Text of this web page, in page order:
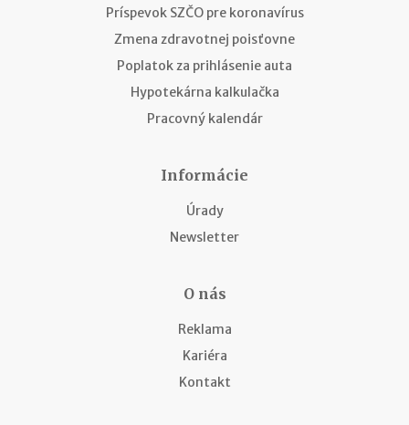
Príspevok SZČO pre koronavírus
Zmena zdravotnej poisťovne
Poplatok za prihlásenie auta
Hypotekárna kalkulačka
Pracovný kalendár
Informácie
Úrady
Newsletter
O nás
Reklama
Kariéra
Kontakt